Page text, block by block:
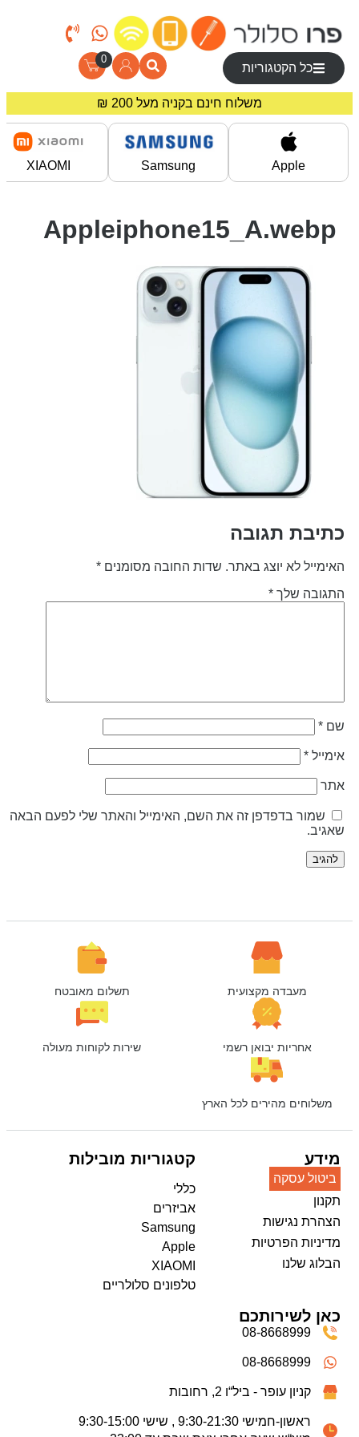
כל הקטגוריות
0
משלוח חינם בקניה מעל 200 ₪
מחירים מיוחדים לרוכשים באתר!
Apple
Samsung
XIAOMI
Appleiphone15_A.webp
תגובה
לא יוצג באתר. שדות החובה מסומנים*
שלך*
*
*
שמור בדפדפן זה את השם, האימייל והאתר שלי לפעם הבאה
מעבדה מקצועית תשלום מאובטח
אחריות יבואן רשמי שירות לקוחות מעולה
משלוחים מהירים לכל הארץ
מידע
ביטול עסקה
תקנון
הצהרת נגישות
מדיניות הפרטיות
הבלוג שלנו
קטגוריות מובילות
כללי
אביזרים
Samsung
Apple
XIAOMI
טלפונים סלולריים
כאן לשירותכם
08-8668999
08-8668999
קניון עופר - ביל“ו 2, רחובות
ראשון-חמישי 9:30-21:30 , שישי 9:30-15:00